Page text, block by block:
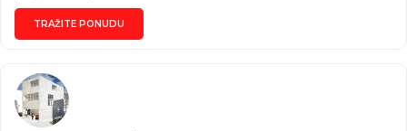
TRAŽITE PONUDU